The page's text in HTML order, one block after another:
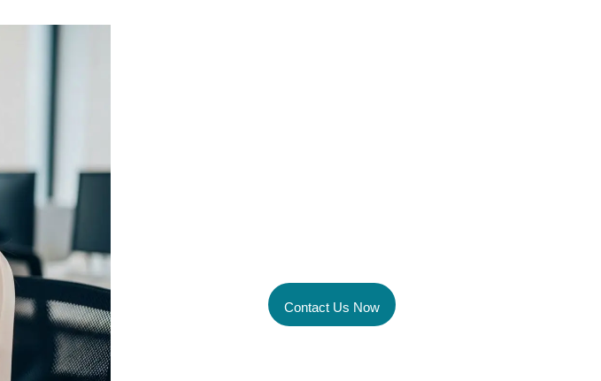
Contact Us Now